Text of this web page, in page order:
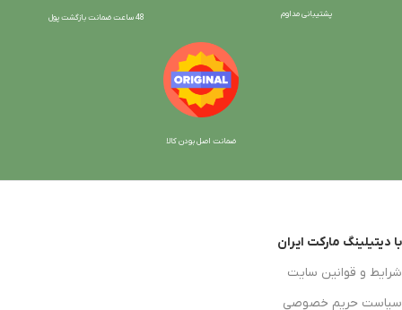
پشتیبانی مداوم 48 ساعت ضمانت بازگش ت پول
ضمانت اصل بودن کالا
با دیتیلینگ مارکت ایران
شرایط و قوانین سایت
سیاست حریم خصوصی